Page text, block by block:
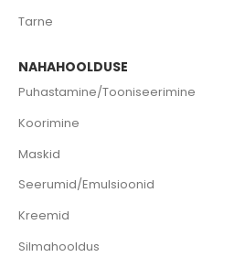
Tarne
NAHAHOOLDUSE
Puhastamine/Tooniseerimine
Koorimine
Maskid
Seerumid/Emulsioonid
Kreemid
Silmahooldus